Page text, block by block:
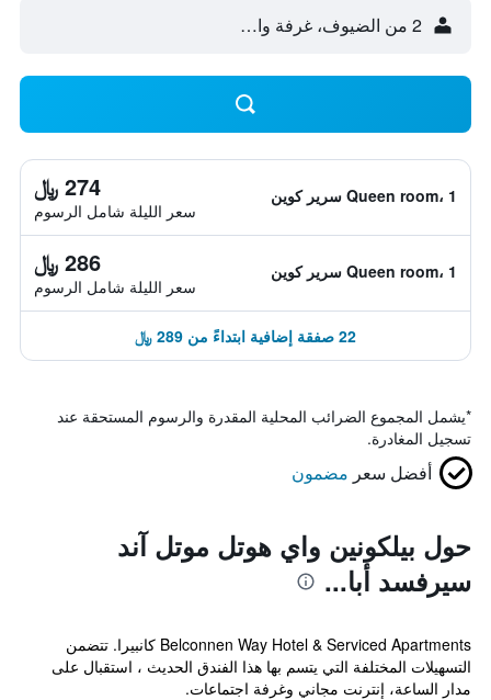
2 من الضيوف، غرفة واحدة
Queen room، 1 سرير كوين 274 ﷼
سعر الليلة شامل الرسوم
Queen room، 1 سرير كوين 286 ﷼
سعر الليلة شامل الرسوم
22 صفقة إضافية ابتداءً من 289 ﷼
*يشمل المجموع الضرائب المحلية المقدرة والرسوم المستحقة عند
تسجيل المغادرة.
أفضل سعر مضمون
حول بيلكونين واي هوتل موتل آند
سيرفسد أبا...
Belconnen Way Hotel & Serviced Apartments كانبيرا. تتضمن
التسهيلات المختلفة التي يتسم بها هذا الفندق الحديث ، استقبال على
مدار الساعة، إنترنت مجاني وغرفة اجتماعات.